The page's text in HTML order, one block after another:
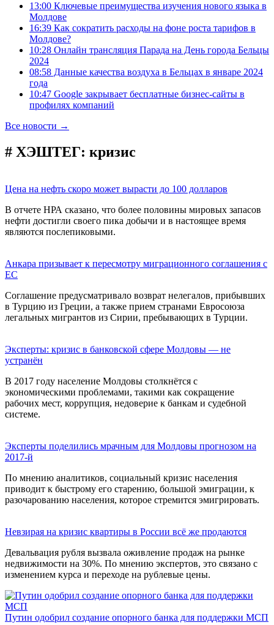
13:00 Ключевые преимущества изучения нового языка в
Молдове
16:39 Как сократить расходы на фоне роста тарифов в
Молдове?
10:28 Онлайн трансляция Парада на День города Бельцы
2024
08:58 Данные качества воздуха в Бельцах в январе 2024
года
10:47 Google закрывает бесплатные бизнес-сайты в
профилях компаний
Все новости →
# ХЭШТЕГ: кризис
Цена на нефть скоро может вырасти до 100 долларов
В отчете НРА сказано, что более половины мировых запасов
нефти достигли своего пика добычи и в настоящее время
являются послепиковыми.
Анкара призывает к пересмотру миграционного соглашения с
ЕС
Соглашение предусматривало возврат нелегалов, прибывших
в Турцию из Греции, а также прием странами Евросоюза
легальных мигрантов из Сирии, пребывающих в Турции.
Эксперты: кризис в банковской сфере Молдовы — не
устранён
В 2017 году население Молдовы столкнётся с
экономическими проблемами, такими как сокращение
рабочих мест, коррупция, недоверие к банкам и судебной
системе.
Эксперты поделились мрачным для Молдовы прогнозом на
2017-й
По мнению аналитиков, социальный кризис населения
приводит к быстрому его старению, большой эмиграции, к
разочарованию населения, которое стремится эмигрировать.
Невзирая на кризис квартиры в России всё же продаются
Девальвация рубля вызвала оживление продаж на рынке
недвижимости на 30%. По мнению экспертов, это связано с
изменением курса и переходе на рублевые цены.
Путин одобрил создание опорного банка для поддержки МСП